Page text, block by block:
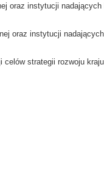
oraz instytucji
oraz instytucji
strategii rozwoju